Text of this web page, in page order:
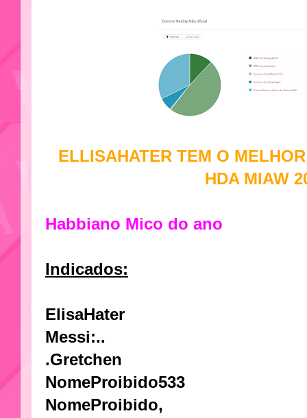
ELLISAHATER TEM O
HDA MIAW
Habbiano Mico do ano
Indicados:
ElisaHater
Messi:..
.Gretchen
NomeProibido533
NomeProibido,